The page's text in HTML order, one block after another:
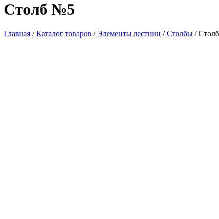
Столб №5
Главная /Каталог товаров /Элементы лестниц /Столбы /